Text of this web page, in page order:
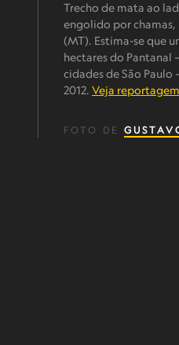
Trecho de mata ao
engolido por chamas,
(MT). Estima-se que
hectares do Pantanal
cidades de São Paulo
2012. Veja
FOTO DE